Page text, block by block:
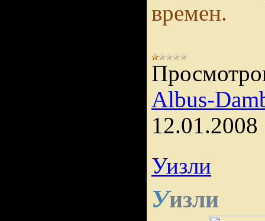
времен.
Albus-
12.01.2008
Уизли
Уизли